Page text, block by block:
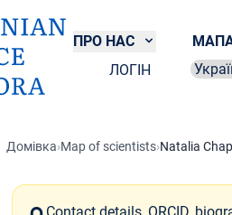
ПРО НАС
ЛОГІН
Домівка›Map of scientists›Natalia